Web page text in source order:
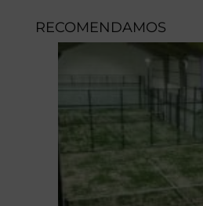
RECOMENDAMOS